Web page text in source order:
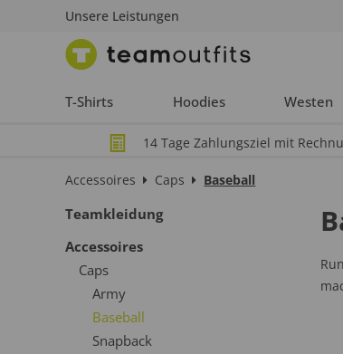
Unsere Leistungen
T-Shirts Hoodies Westen
14 Tage Zahlungsziel mit
Accessoires Caps Baseball
Teamkleidung
Accessoires
Caps
Army
Baseball
Snapback